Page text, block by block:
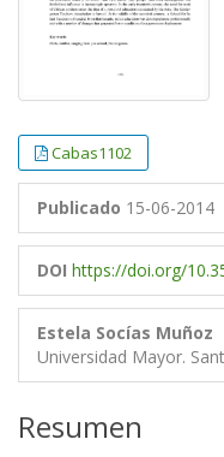
Cabas1102
Publicado 15-06-2014
DOI https://doi.org/
Estela Socías Muñoz
Universidad Mayor.
Resumen